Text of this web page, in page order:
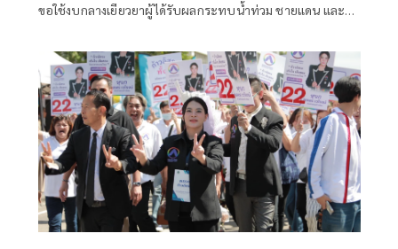
ขอใช้งบกลางเยียวยาผู้ได้รับผลกระทบน้ำท่วม ชายแดน และโค
รัฐธรรมนูญยังไม่เร่งเท่าปัญหาปากท้อง แต่หากแก้ ขอให้
ประชาชนเลือกผู้ว่าฯ เอง ลั่นหากได้เข้าสภา ไม่รับเงินเดือน ขอม
อบคืนสังคม